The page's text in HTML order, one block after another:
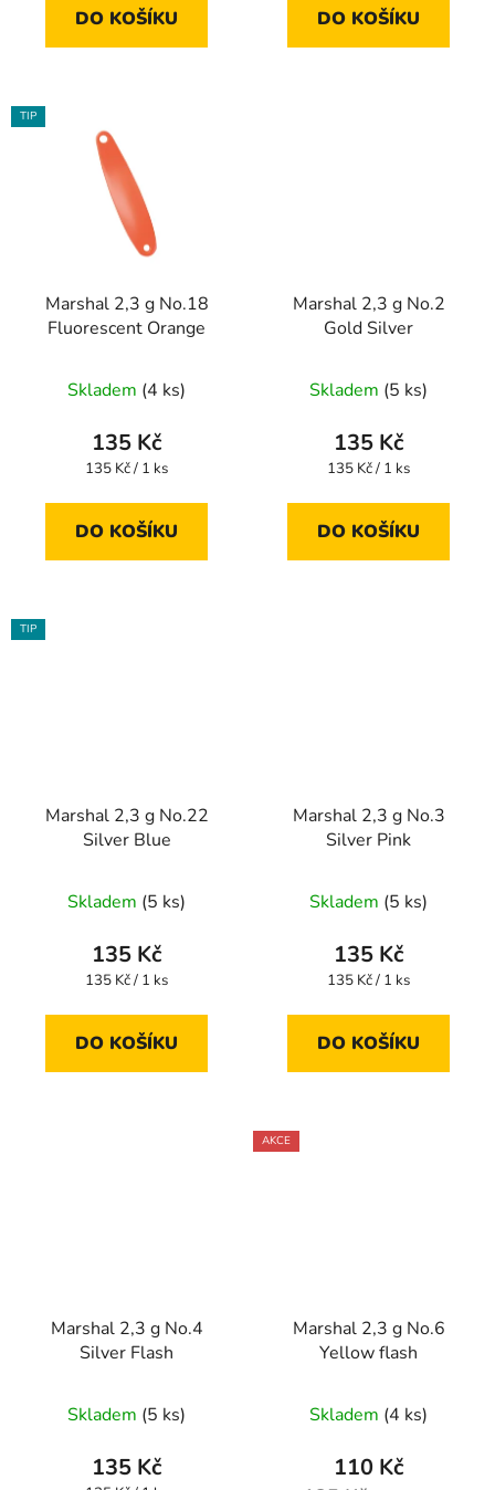
DO KOŠÍKU DO KOŠÍKU
TIP
Marshal 2,3 g No.18
Fluorescent Orange
Skladem (4 ks)
135 Kč
Měrná
135 Kč / 1 ks
DO KOŠÍKU
Marshal 2,3 g No.2
Gold Silver
Skladem (5 ks)
135 Kč
Měrná
135 Kč / 1 ks
DO KOŠÍKU
TIP
Marshal 2,3 g No.22
Silver Blue
Skladem (5 ks)
135 Kč
Měrná
135 Kč / 1 ks
DO KOŠÍKU
Marshal 2,3 g No.3
Silver Pink
Skladem (5 ks)
135 Kč
Měrná
135 Kč / 1 ks
DO KOŠÍKU
Marshal 2,3 g No.4
Silver Flash
Skladem (5 ks)
135 Kč
AKCE
Marshal 2,3 g No.6
Yellow flash
Skladem (4 ks)
110 Kč